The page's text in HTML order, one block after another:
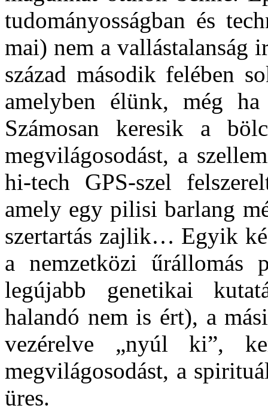
tudományosságban és
mai) nem a vallástalanság
század második felében
amelyben élünk, még
Számosan keresik a
megvilágosodást, a
hi-tech GPS-szel
amely egy pilisi barlang
szertartás zajlik… Egyik
a nemzetközi űrállomás
legújabb genetikai
halandó nem is ért), a
vezérelve „nyúl ki”,
megvilágosodást, a
üres.